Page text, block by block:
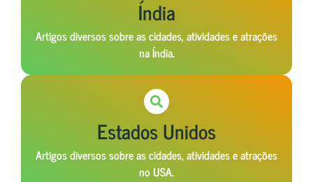
Índia
Artigos diversos sobre as cidades, atividades e atrações
na Índia.
Estados Unidos
Artigos diversos sobre as cidades, atividades e atrações
no USA.